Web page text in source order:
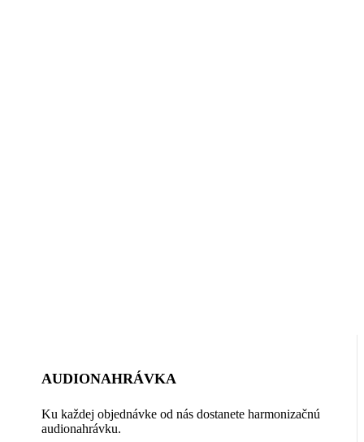
AUDIONAHRÁVKA
Ku každej objednávke od nás dostanete harmonizačnú
audionahrávku.